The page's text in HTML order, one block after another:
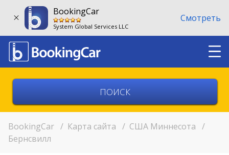
BookingCar
System Global Services LLC
Смотреть
Выберите город
BookingCar / Карта сайта / США Миннесота /
Бернсвилл